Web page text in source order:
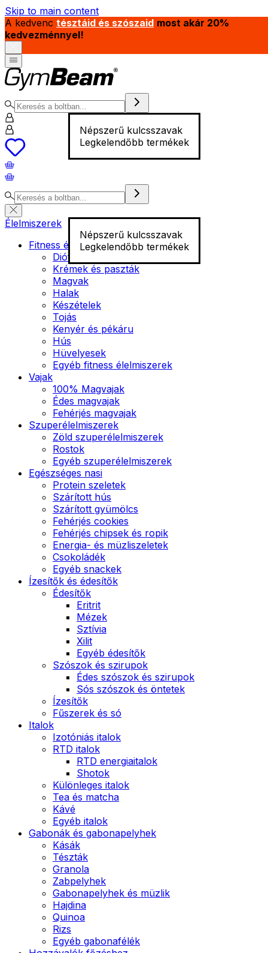
Skip to main content
A kedvenc tésztáid és szószaid most akár 20%
kedvezménnyel!
Népszerű kulcsszavak
Legkelendőbb termékek
Népszerű kulcsszavak
Legkelendőbb termékek
Élelmiszerek
Fitness élelmiszer
Diófélék
Krémek és paszták
Magvak
Halak
Készételek
Tojás
Kenyér és pékáru
Hús
Hüvelyesek
Egyéb fitness élelmiszerek
Vajak
100% Magvajak
Édes magvajak
Fehérjés magvajak
Szuperélelmiszerek
Zöld szuperélelmiszerek
Rostok
Egyéb szuperélelmiszerek
Egészséges nasi
Protein szeletek
Szárított hús
Szárított gyümölcs
Fehérjés cookies
Fehérjés chipsek és ropik
Energia- és müzliszeletek
Csokoládék
Egyéb snackek
Ízesítők és édesítők
Édesítők
Eritrit
Mézek
Sztívia
Xilit
Egyéb édesítők
Szószok és szirupok
Édes szószok és szirupok
Sós szószok és öntetek
Ízesítők
Fűszerek és só
Italok
Izotóniás italok
RTD italok
RTD energiaitalok
Shotok
Különleges italok
Tea és matcha
Kávé
Egyéb italok
Gabonák és gabonapelyhek
Kásák
Tészták
Granola
Zabpelyhek
Gabonapelyhek és müzlik
Hajdina
Quinoa
Rizs
Egyéb gabonafélék